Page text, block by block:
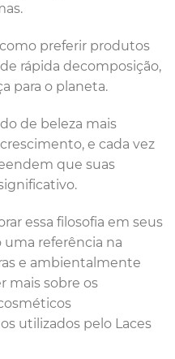
preferir produtos
rápida decomposição,
para o planeta.
de beleza mais
e cada vez
que suas
essa filosofia em seus
uma referência na
e ambientalmente
mais sobre os
utilizados pelo Laces